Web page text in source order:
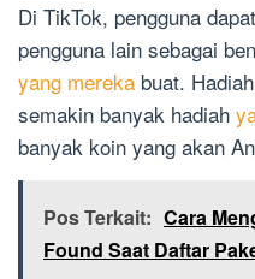
Di TikTok, pengguna
pengguna lain sebagai
yang mereka buat.
semakin banyak hadiah
banyak koin yang akan
Pos Terkait: Cara
Found Saat Daftar